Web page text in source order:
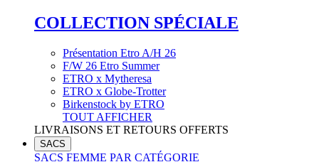
COLLECTION SPÉCIALE
Présentation Etro A/H 26
F/W 26 Etro Summer
ETRO x Mytheresa
ETRO x Globe-Trotter
Birkenstock by ETRO
TOUT AFFICHER
LIVRAISONS ET RETOURS OFFERTS
SACS
SACS FEMME PAR CATÉGORIE